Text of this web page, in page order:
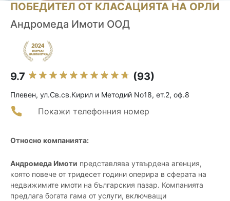
ПОБЕДИТЕЛ ОТ КЛАСАЦИЯТА НА ОРЛИ
Андромеда Имоти ООД
9.7 (93)
Плевен, ул.Св.св.Кирил и Методий No18, ет.2, оф.8
Покажи телефонния номер
Относно компанията:
Андромеда Имоти представлява утвърдена агенция,
която повече от тридесет години оперира в сферата на
недвижимите имоти на българския пазар. Компанията
предлага богата гама от услуги, включващи